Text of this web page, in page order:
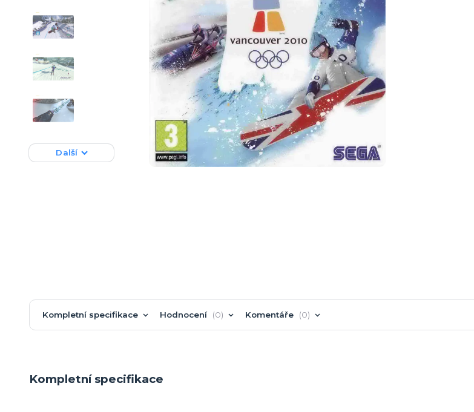
Další
Kompletní specifikace Hodnocení 0 Komentáře 0
Kompletní specifikace